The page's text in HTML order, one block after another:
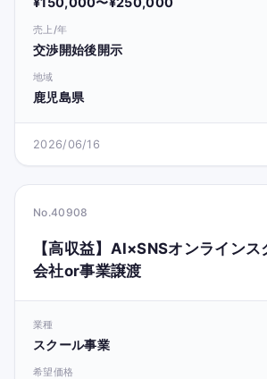
売上/年
交渉開始後開示
地域
鹿児島県
2026/06/16
No.40908
【高収益】AI×SNSオンライン
会社or事業譲渡
業種
スクール事業
希望価格